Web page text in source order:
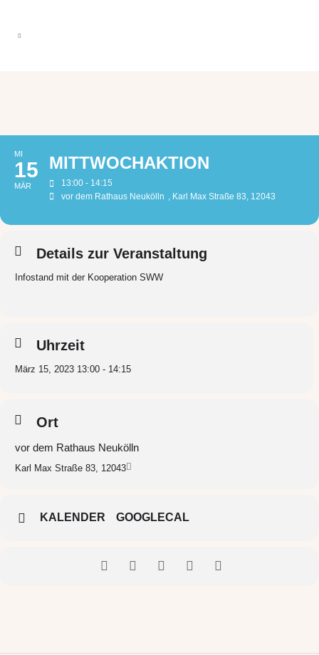
MI
15
MÄR
MITTWOCHAKTION
13:00 - 14:15
vor dem Rathaus Neukölln , Karl Max Straße 83, 12043
Details zur Veranstaltung
Infostand mit der Kooperation SWW
Uhrzeit
März 15, 2023 13:00 - 14:15
Ort
vor dem Rathaus Neukölln
Karl Max Straße 83, 12043
KALENDER GOOGLECAL